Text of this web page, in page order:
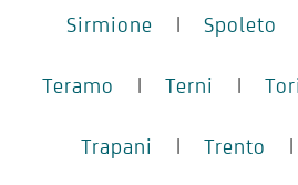
Sirmione | Spoleto
Teramo | Terni |
Trapani | Trento |